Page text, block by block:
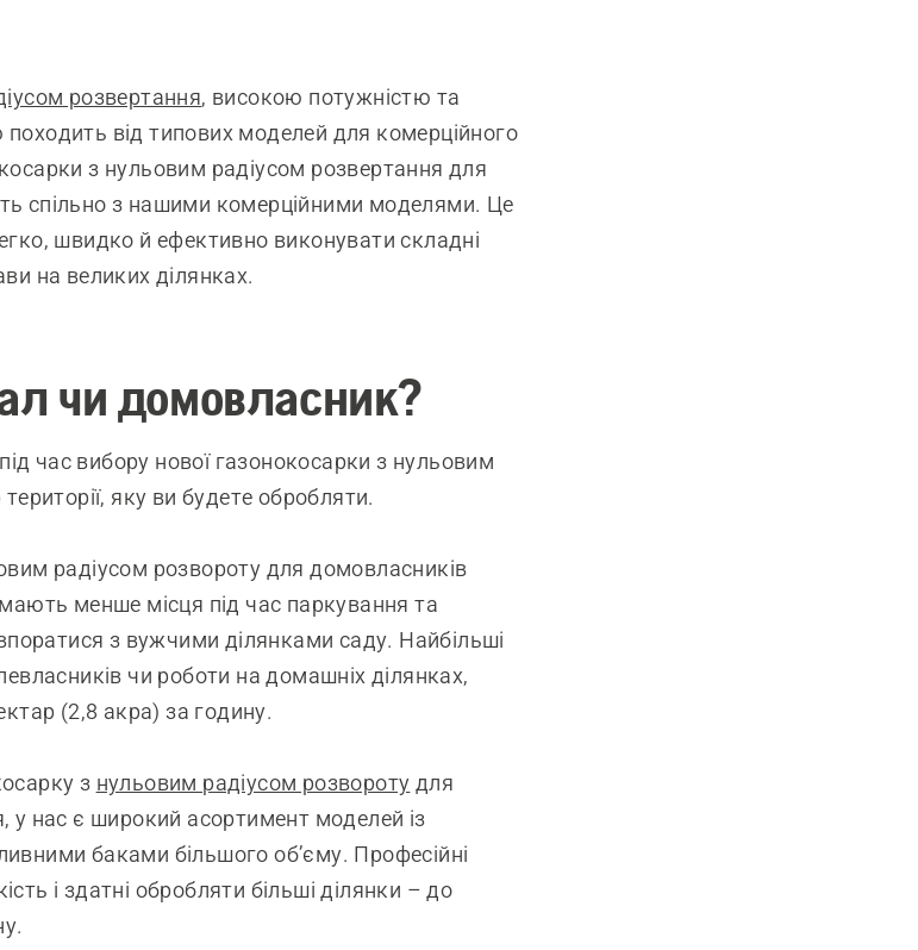
розвертання, високою потужністю та
від типових моделей для комерційного
з нульовим радіусом розвертання для
спільно з нашими комерційними моделями. Це
швидко й ефективно виконувати складні
на великих ділянках.
чи домовласник?
час вибору нової газонокосарки з нульовим
яку ви будете обробляти.
радіусом розвороту для домовласників
менше місця під час паркування та
з вужчими ділянками саду. Найбільші
чи роботи на домашніх ділянках,
(2,8 акра) за годину.
з нульовим радіусом розвороту для
у нас є широкий асортимент моделей із
баками більшого об’єму. Професійні
і здатні обробляти більші ділянки – до